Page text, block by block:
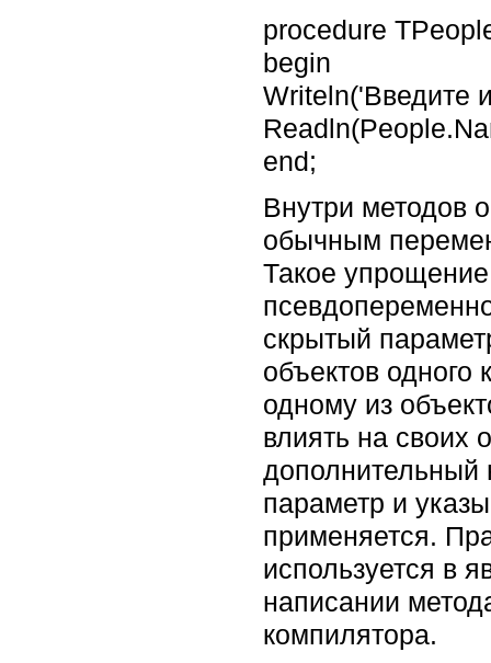
procedure
begin
Writeln('Введите
end;
Внутри методов
обычным
Такое упрощение
скрытый
объектов одного
одному из
влиять на своих
дополнительный
параметр и
применяется.
используется в
написании
компилятора.